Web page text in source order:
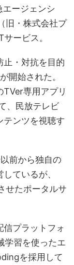
エージェンシ
旧・株式会社プ
ービス。
止・対抗を目的
開始された。
TVer専用アプリ
、民放テレビ
テンツを視聴す
前から独自の
ているが、
せたポータルサ
信プラットフォ
習を使ったエ
を採用して